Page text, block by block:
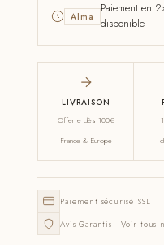
Alma
Paiement en
disponible
LIVRAISON
Offerte dès 100€
France & Europe
Paiement sécurisé SSL
Avis Garantis · Voir tous